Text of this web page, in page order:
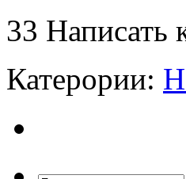
33 Написать
Катерории: